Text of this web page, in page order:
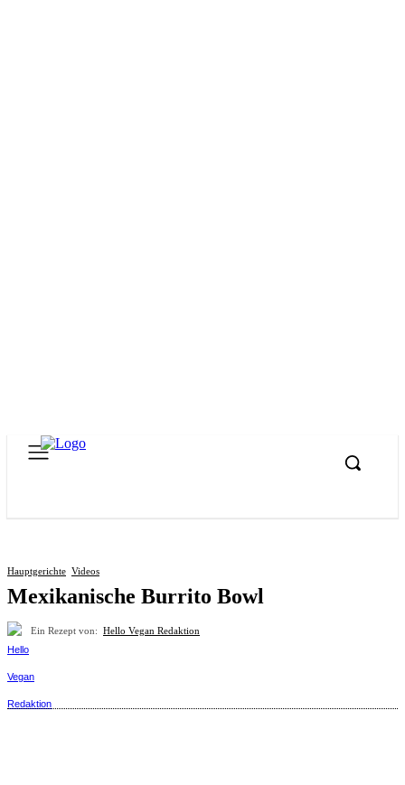
Hauptgerichte Videos
Mexikanische Burrito Bowl
Ein Rezept von: Hello Vegan Redaktion